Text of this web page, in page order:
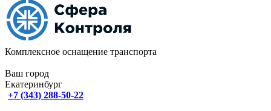
Комплексное оснащение транспорта
Ваш город
Екатеринбург
+7 (343) 288-50-22